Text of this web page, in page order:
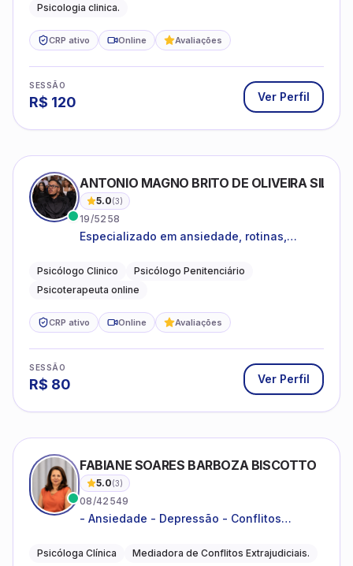
Psicologia clinica.
CRP ativo Online Avaliações
SESSÃO
R$ 120 Ver Perfil
ANTONIO MAGNO BRITO DE OLIVEIRA SILVA
5.0(3)
19/5258
Especializado em ansiedade, rotinas,
familiares e questões comportamentais.
Psicólogo Clinico
Psicólogo Penitenciário
Psicoterapeuta online
CRP ativo Online Avaliações
SESSÃO
R$ 80 Ver Perfil
FABIANE SOARES BARBOZA BISCOTTO
5.0(3)
08/42549
- Ansiedade - Depressão - Conflitos
relacionamentos - Autoestima -
Psicóloga Clínica Mediadora de Conflitos Extrajudiciais.